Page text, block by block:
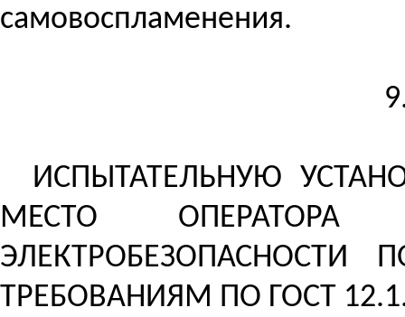
самовоспламенения.
ИСПЫТАТЕЛЬНУЮ
МЕСТО ОПЕРАТОРА
ЭЛЕКТРОБЕЗОПАСНОСТИ
ТРЕБОВАНИЯМ ПО ГОСТ